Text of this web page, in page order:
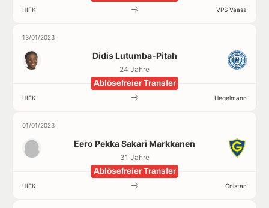
HIFK VPS Vaasa
13/01/2023
Didis Lutumba-Pitah
24 Jahre
Ablösefreier Transfer
HIFK Hegelmann
01/01/2023
Eero Pekka Sakari Markkanen
31 Jahre
Ablösefreier Transfer
HIFK Gnistan